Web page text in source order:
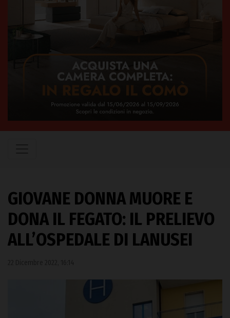
GIOVANE DONNA MUORE E
DONA IL FEGATO: IL PRELIEVO
ALL’OSPEDALE DI LANUSEI